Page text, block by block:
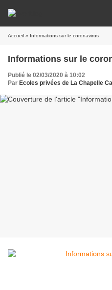
Accueil » Informations sur le coronavirus
Informations sur le
Publié le 02/03/2020 à 10:02
Par Ecoles privées de La Chapelle